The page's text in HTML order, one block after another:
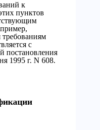
к
пунктов
с
постановления
1995 г. N 608.